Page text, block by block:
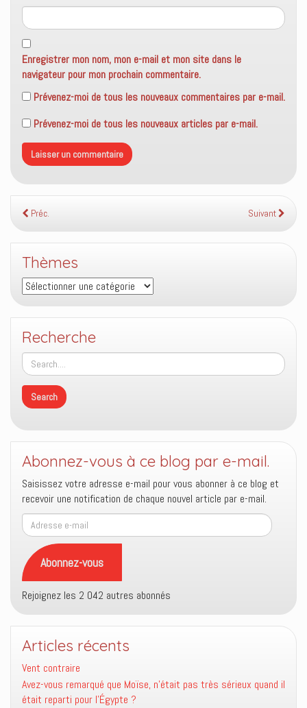
Enregistrer mon nom, mon e-mail et mon site dans le
navigateur pour mon prochain commentaire.
Prévenez-moi de tous les nouveaux commentaires par e-mail.
Prévenez-moi de tous les nouveaux articles par e-mail.
Préc. Suivant
Thèmes
Thèmes
Recherche
Abonnez-vous à ce blog par e-mail.
Saisissez votre adresse e-mail pour vous abonner à ce blog et
recevoir une notification de chaque nouvel article par e-mail.
Adresse
e-
mail
Abonnez-vous
Rejoignez les 2 042 autres abonnés
Articles récents
Vent contraire
Avez-vous remarqué que Moïse, n’était pas très sérieux quand il
était reparti pour l’Égypte ?